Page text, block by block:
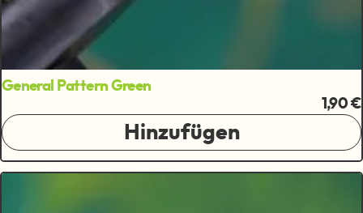
General Pattern Green
1,90 €
Hinzufügen